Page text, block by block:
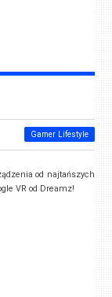
Gamer Lifestyle
od najtańszych
VR od Dreamz!